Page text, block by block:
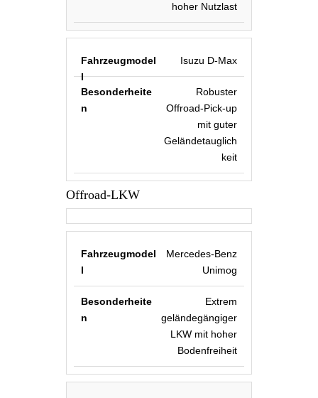
hoher Nutzlast
Isuzu D-Max
Robuster
Offroad-Pick-up
mit guter
Geländetauglich
keit
Offroad-LKW
Mercedes-Benz
Unimog
Extrem
geländegängiger
LKW mit hoher
Bodenfreiheit